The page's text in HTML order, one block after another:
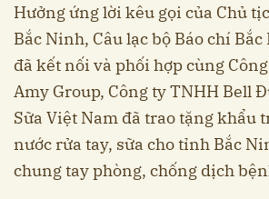
Hưởng ứng lời kêu gọi của Chủ
Bắc Ninh, Câu lạc bộ Báo chí
đã kết nối và phối hợp cùng
Amy Group, Công ty TNHH Bell
Sữa Việt Nam đã trao tặng khẩu
nước rửa tay, sữa cho tỉnh Bắc
chung tay phòng, chống dịch